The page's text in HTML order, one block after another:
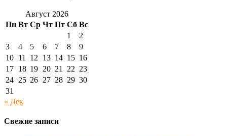
Август 2026
Пн Вт Ср Чт Пт Сб Вс
1
2
3
4 5 6 7 8
9
10 11 12 13 14 15 16
17 18 19 20 21 22 23
24 25 26 27 28 29 30
31
« Дек
Свежие записи